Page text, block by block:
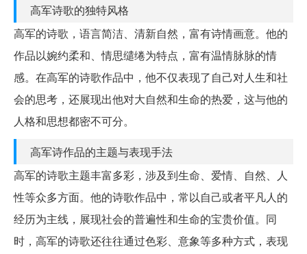
高军诗歌的独特风格
高军的诗歌，语言简洁、清新自然，富有诗情画意。他的
作品以婉约柔和、情思缱绻为特点，富有温情脉脉的情
感。在高军的诗歌作品中，他不仅表现了自己对人生和社
会的思考，还展现出他对大自然和生命的热爱，这与他的
人格和思想都密不可分。
高军诗作品的主题与表现手法
高军的诗歌主题丰富多彩，涉及到生命、爱情、自然、人
性等众多方面。他的诗歌作品中，常以自己或者平凡人的
经历为主线，展现社会的普遍性和生命的宝贵价值。同
时，高军的诗歌还往往通过色彩、意象等多种方式，表现